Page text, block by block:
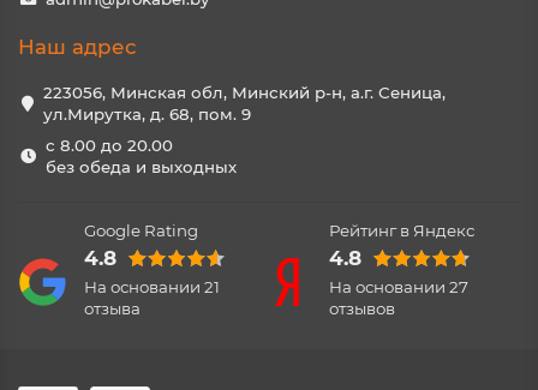
Наш адрес
223056, Минская обл, Минский р-н, а.г. Сеница,
ул.Мирутка, д. 68, пом. 9
с 8.00 до 20.00
без обеда и выходных
Google Rating
4.8
На основании 21
отзыва
Рейтинг в Яндекс
4.8
На основании 27
отзывов